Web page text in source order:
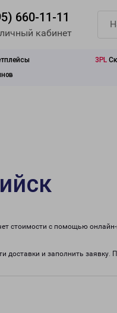
660-11-11
кабинет
3PL
стоимости с помощью
доставки и заполнить заявку.